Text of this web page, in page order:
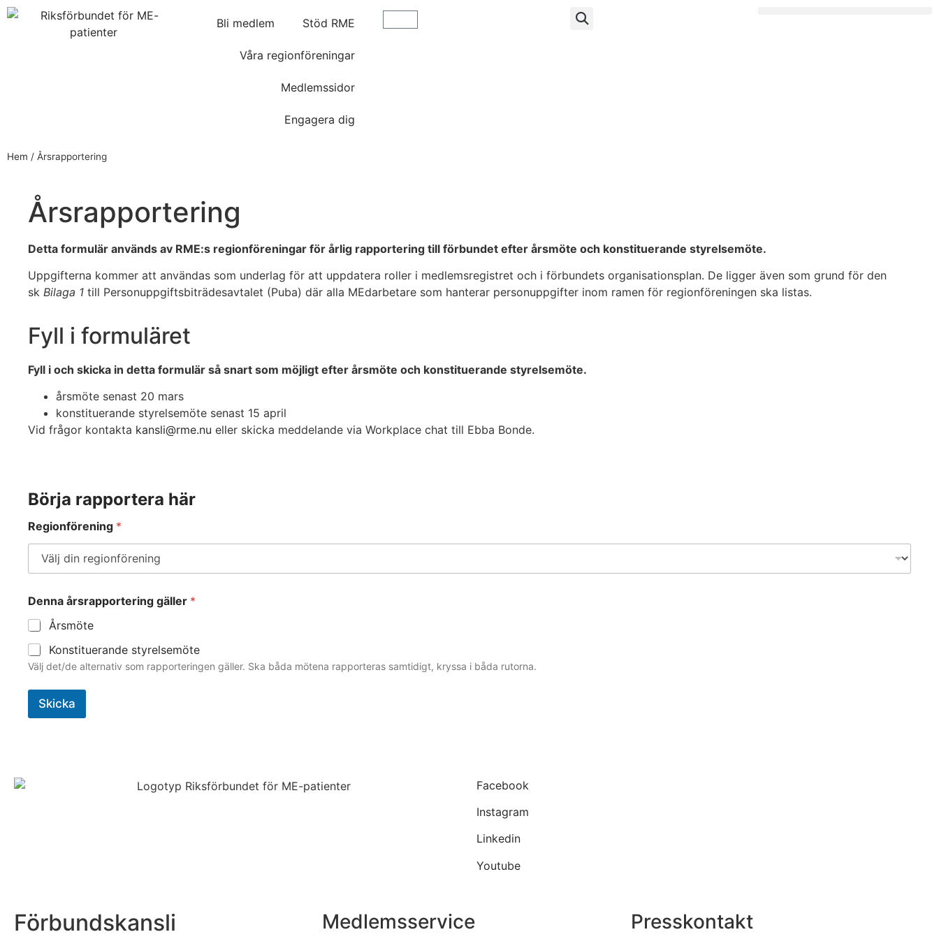
Bli medlem Stöd RME
Våra regionföreningar
Medlemssidor
Engagera dig
Hem / Årsrapportering
Årsrapportering
Detta formulär används av RME:s regionföreningar för årlig rapportering till förbundet efter årsmöte och konstituerande styrelsemöte.
Uppgifterna kommer att användas som underlag för att uppdatera roller i medlemsregistret och i förbundets organisationsplan. De ligger även som grund för den
sk Bilaga 1 till Personuppgiftsbiträdesavtalet (Puba) där alla MEdarbetare som hanterar personuppgifter inom ramen för regionföreningen ska listas.
Fyll i formuläret
Fyll i och skicka in detta formulär så snart som möjligt efter årsmöte och konstituerande styrelsemöte.
årsmöte senast 20 mars
konstituerande styrelsemöte senast 15 april
Vid frågor kontakta kansli@rme.nu eller skicka meddelande via Workplace chat till Ebba Bonde.
Börja rapportera här
Regionförening *
Denna årsrapportering gäller *
Årsmöte
Konstituerande styrelsemöte
Välj det/de alternativ som rapporteringen gäller. Ska båda mötena rapporteras samtidigt, kryssa i båda rutorna.
Skicka
Facebook
Instagram
Linkedin
Youtube
Förbundskansli Medlemsservice Presskontakt